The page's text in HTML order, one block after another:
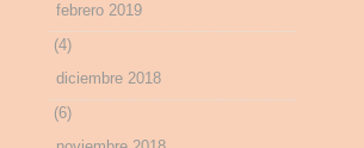
febrero 2019
(4)
diciembre 2018
(6)